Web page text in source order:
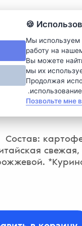
Состав:
Мы используем
работу на
Вы можете
мы их
Продолжая
Позвольте мне